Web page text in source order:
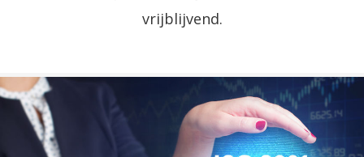
vrijblijvend.